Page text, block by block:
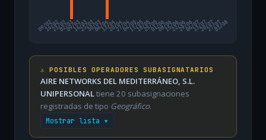
09/02
16/0223/0202/0309/0316/0323/0330/0306/0413/0420/0427/0404/0511/0518/0525/0501/0608/0615/0622/0629/0606/0713/0720/0727/07
03/08
⚠️ POSIBLES OPERADORES SUBASIGNATARIOS
AIRE NETWORKS DEL MEDITERRÁNEO, S.L.
UNIPERSONALtiene 20 subasignaciones
registradas de tipo Geográfico.
Mostrar lista ▾